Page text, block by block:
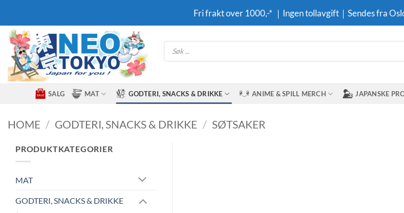
content
Fri frakt over 1000,-* ｜Ingen tollavgift｜Sendes fra
Products
search
SALG MAT GODTERI, SNACKS & DRIKKE ANIME & SPILL MERCH JAPANSKE
HOME / GODTERI, SNACKS & DRIKKE / SØTSAKER
PRODUKTKATEGORIER
MAT
GODTERI, SNACKS & DRIKKE